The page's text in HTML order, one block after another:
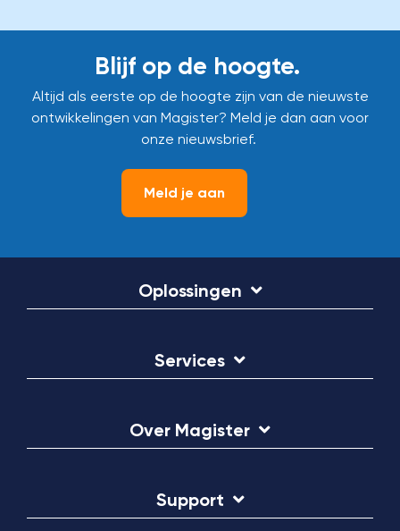
Blijf op de hoogte.
Altijd als eerste op de hoogte zijn van de nieuwste
ontwikkelingen van Magister? Meld je dan aan voor
onze nieuwsbrief.
Meld je aan
Oplossingen
Services
Over Magister
Support